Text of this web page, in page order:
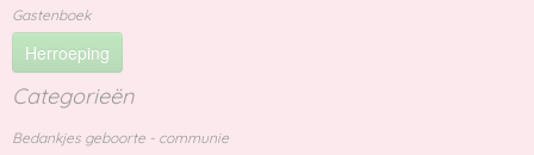
Gastenboek
Herroeping
Categorieën
Bedankjes geboorte - communie